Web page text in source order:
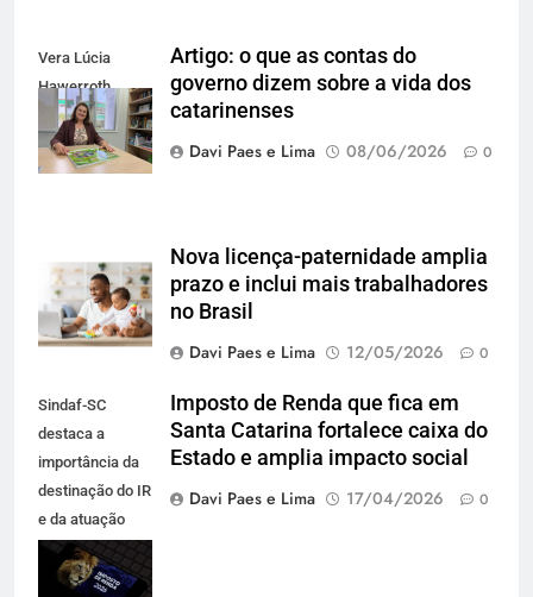
Vera Lúcia
Hawerroth
Santana
Artigo: o que as contas do
governo dizem sobre a vida dos
catarinenses
Davi Paes e Lima
08/06/2026 0
Nova licença-paternidade amplia
prazo e inclui mais trabalhadores
no Brasil
Davi Paes e Lima
12/05/2026 0
Sindaf-SC
destaca a
importância da
destinação do IR
e da atuação
técnica que
garante
Imposto de Renda que fica em
Santa Catarina fortalece caixa do
Estado e amplia impacto social
Davi Paes e Lima
17/04/2026 0